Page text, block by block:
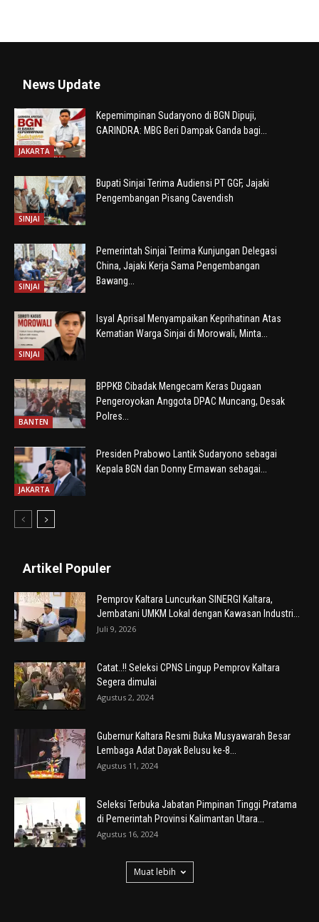
News Update
JAKARTA
Kepemimpinan Sudaryono di BGN Dipuji,
GARINDRA: MBG Beri Dampak Ganda bagi...
SINJAI
Bupati Sinjai Terima Audiensi PT GGF, Jajaki
Pengembangan Pisang Cavendish
SINJAI
Pemerintah Sinjai Terima Kunjungan Delegasi
China, Jajaki Kerja Sama Pengembangan
Bawang...
SINJAI
Isyal Aprisal Menyampaikan Keprihatinan Atas
Kematian Warga Sinjai di Morowali, Minta...
BANTEN
BPPKB Cibadak Mengecam Keras Dugaan
Pengeroyokan Anggota DPAC Muncang, Desak
Polres...
JAKARTA
Presiden Prabowo Lantik Sudaryono sebagai
Kepala BGN dan Donny Ermawan sebagai...
Artikel Populer
Pemprov Kaltara Luncurkan SINERGI Kaltara,
Jembatani UMKM Lokal dengan Kawasan Industri...
Juli 9, 2026
Catat..!! Seleksi CPNS Lingup Pemprov Kaltara
Segera dimulai
Agustus 2, 2024
Gubernur Kaltara Resmi Buka Musyawarah Besar
Lembaga Adat Dayak Belusu ke-8...
Agustus 11, 2024
Seleksi Terbuka Jabatan Pimpinan Tinggi Pratama
di Pemerintah Provinsi Kalimantan Utara...
Agustus 16, 2024
Muat lebih